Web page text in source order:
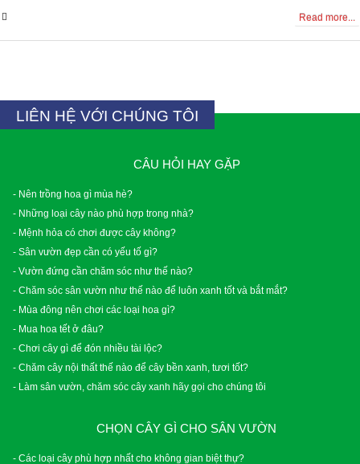
Read more...
LIÊN HỆ VỚI CHÚNG TÔI
CÂU HỎI HAY GẶP
- Nên trồng hoa gì mùa hè?
- Những loại cây nào phù hợp trong nhà?
- Mệnh hỏa có chơi được cây không?
- Sân vườn đẹp cần có yếu tố gì?
- Vườn đứng cần chăm sóc như thế nào?
- Chăm sóc sân vườn như thế nào để luôn xanh tốt và bắt mắt?
- Mùa đông nên chơi các loại hoa gì?
- Mua hoa tết ở đâu?
- Chơi cây gì để đón nhiều tài lộc?
- Chăm cây nội thất thế nào để cây bền xanh, tươi tốt?
- Làm sân vườn, chăm sóc cây xanh hãy gọi cho chúng tôi
CHỌN CÂY GÌ CHO SÂN VƯỜN
- Các loại cây phù hợp nhất cho không gian biệt thự?